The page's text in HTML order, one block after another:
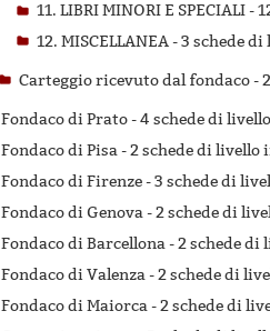
11. LIBRI MINORI E SPECIALI -
12. MISCELLANEA -3 schede
Carteggio ricevuto dal fondaco -
Fondaco di Prato -4 schede di
Fondaco di Pisa -2 schede di livello
Fondaco di Firenze -3 schede di
Fondaco di Genova -2 schede di
Fondaco di Barcellona -2 schede di
Fondaco di Valenza -2 schede di
Fondaco di Maiorca -2 schede di